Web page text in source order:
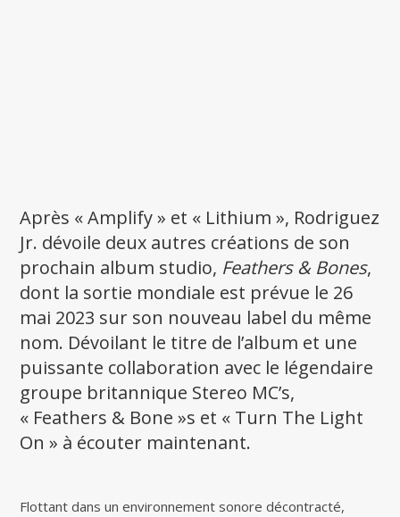
Après « Amplify » et « Lithium », Rodriguez
Jr. dévoile deux autres créations de son
prochain album studio, Feathers & Bones,
dont la sortie mondiale est prévue le 26
mai 2023 sur son nouveau label du même
nom. Dévoilant le titre de l’album et une
puissante collaboration avec le légendaire
groupe britannique Stereo MC’s,
« Feathers & Bone »s et « Turn The Light
On » à écouter maintenant.
Flottant dans un environnement sonore décontracté,